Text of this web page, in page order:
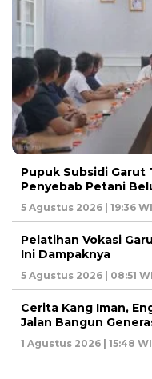
Pupuk Subsidi Garut
Penyebab Petani
5 Agustus 2026 | 19:36
Pelatihan Vokasi
Ini Dampaknya
5 Agustus 2026 | 08:51
Cerita Kang Iman,
Jalan Bangun
1 Agustus 2026 | 15:48